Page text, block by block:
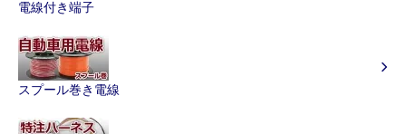
電線付き端子
スプール巻き電線